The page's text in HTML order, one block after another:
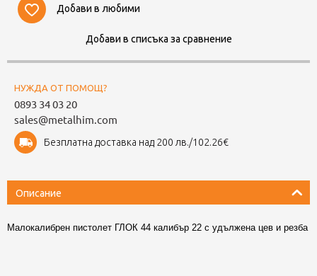
Добави в любими
Добави в списъка за сравнение
НУЖДА ОТ ПОМОЩ?
0893 34 03 20
sales@metalhim.com
Безплатна доставка над 200 лв./102.26€
Описание
Малокалибрен пистолет ГЛОК 44 калибър 22 с удължена цев и резба